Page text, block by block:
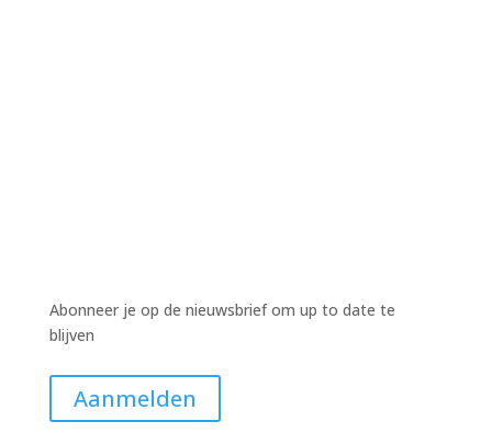
Abonneer je op de nieuwsbrief om up to date te
blijven
Aanmelden